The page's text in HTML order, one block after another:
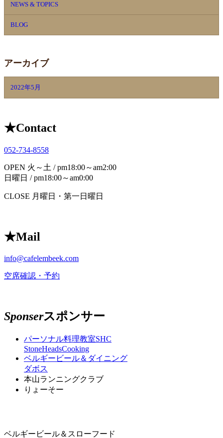
NEWS & TOPICS
BLOG
アーカイブ
2022年5月
★Contact
052-734-8558
OPEN 火～土 / pm18:00～am2:00
日曜日 / pm18:00～am0:00
CLOSE 月曜日・第一日曜日
★Mail
info@cafelembeek.com
空席確認・予約
Sponserスポンサー
パーソナル料理教室SHC
StoneHeadsCooking
ベルギービール＆ダイニング
ダボス
本山ランニングクラブ
りょーそー
ベルギービール＆スローフード